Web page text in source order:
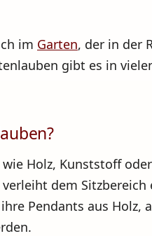
im Garten, der in der
gibt es in
Holz, Kunststoff
dem
Pendants aus